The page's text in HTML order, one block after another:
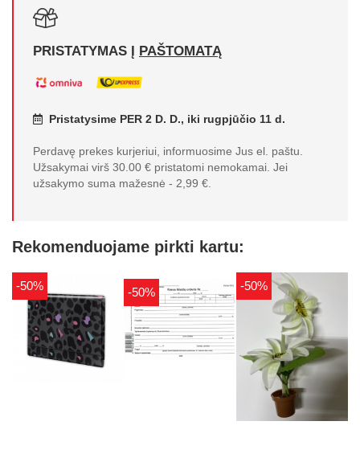
PRISTATYMAS Į PAŠTOMATĄ
Pristatysime PER 2 D. D., iki rugpjūčio 11 d.
Perdavę prekes kurjeriui, informuosime Jus el. paštu.
Užsakymai virš 30.00 € pristatomi nemokamai. Jei
užsakymo suma mažesnė - 2,99 €.
Rekomenduojame pirkti kartu:
-50% -50% -50%